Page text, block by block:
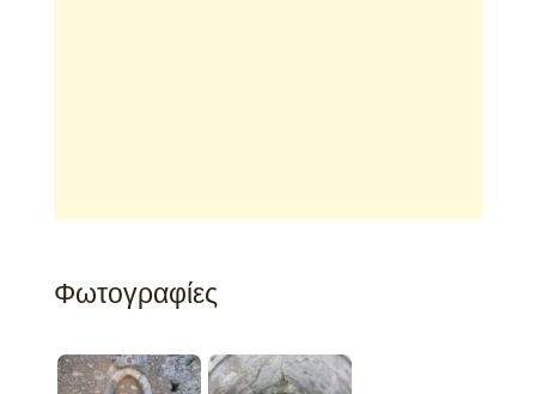
Φωτογραφίες